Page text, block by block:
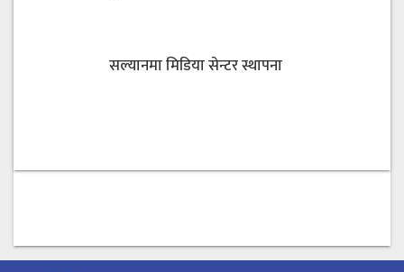
सल्यानमा मिडिया सेन्टर स्थापना